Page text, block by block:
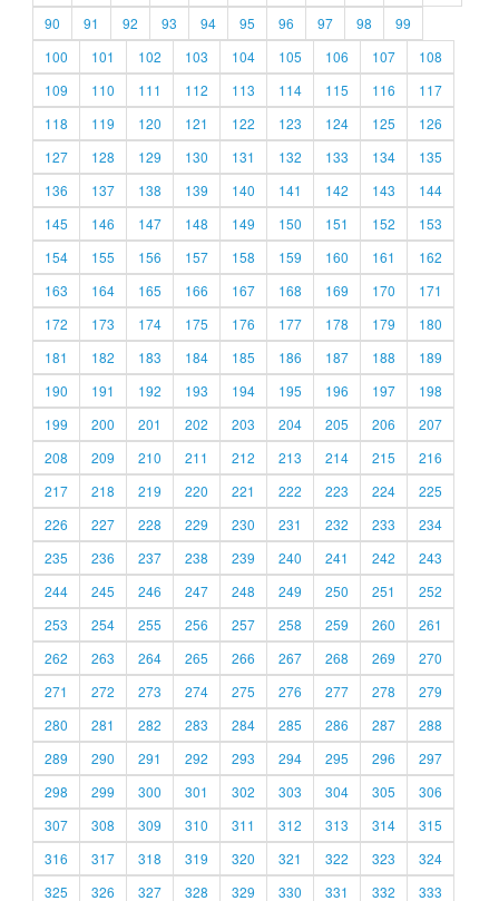
90
91 92 93 94 95 96 97 98
99
100
101 102 103 104 105 106 107
108
109
110 111 112 113 114 115 116
117
118
119 120 121 122 123 124 125
126
127
128 129 130 131 132 133 134
135
136
137 138 139 140 141 142 143
144
145
146 147 148 149 150 151 152
153
154
155 156 157 158 159 160 161
162
163
164 165 166 167 168 169 170
171
172
173 174 175 176 177 178 179
180
181
182 183 184 185 186 187 188
189
190
191 192 193 194 195 196 197
198
199
200 201 202 203 204 205 206
207
208
209 210 211 212 213 214 215
216
217
218 219 220 221 222 223 224
225
226
227 228 229 230 231 232 233
234
235
236 237 238 239 240 241 242
243
244
245 246 247 248 249 250 251
252
253
254 255 256 257 258 259 260
261
262
263 264 265 266 267 268 269
270
271
272 273 274 275 276 277 278
279
280
281 282 283 284 285 286 287
288
289
290 291 292 293 294 295 296
297
298
299 300 301 302 303 304 305
306
307
308 309 310 311 312 313 314
315
316
317 318 319 320 321 322 323
324
325
326 327 328 329 330 331 332 333